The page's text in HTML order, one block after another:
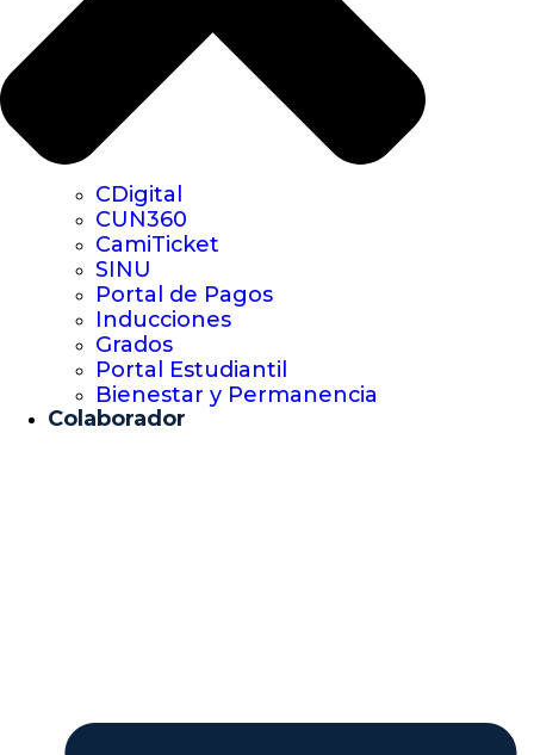
CDigital
CUN360
CamiTicket
SINU
Portal de Pagos
Inducciones
Grados
Portal Estudiantil
Bienestar y Permanencia
Colaborador